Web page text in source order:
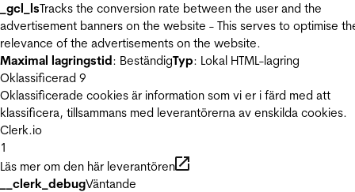
_gcl_lsTracks the conversion rate between the user and the
advertisement banners on the website - This serves to optimise
relevance of the advertisements on the website.
Maximal lagringstid: BeständigTyp: Lokal HTML-lagring
Oklassificerad 9
Oklassificerade cookies är information som vi er i färd med att
klassificera, tillsammans med leverantörerna av enskilda cookies.
Clerk.io
1
Läs mer om den här leverantören
__clerk_debugVäntande